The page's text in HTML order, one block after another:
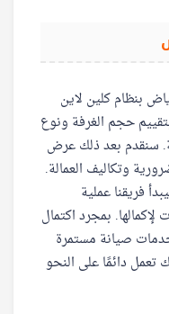
بنظام كلين لاين
حجم الغرفة ونوع
سنقدم بعد ذلك عرض
وتكاليف العمالة.
فريقنا عملية
بمجرد اكتمال
صيانة مستمرة
تعمل دائمًا على النحو